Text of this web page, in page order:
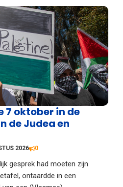
7 oktober in de
de Judea en
2026 0
gesprek had moeten zijn
ontaardde in een